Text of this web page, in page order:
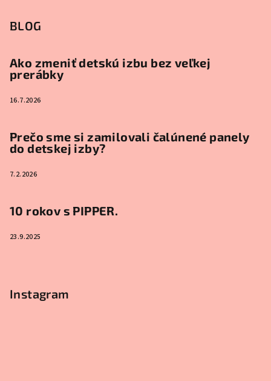
BLOG
Ako zmeniť detskú izbu bez veľkej
prerábky
16.7.2026
Prečo sme si zamilovali čalúnené panely
do detskej izby?
7.2.2026
10 rokov s PIPPER.
23.9.2025
Instagram